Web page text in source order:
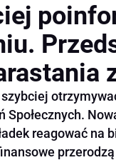
Społecznych.
reagować na